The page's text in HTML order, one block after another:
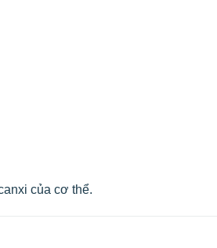
của cơ thể.